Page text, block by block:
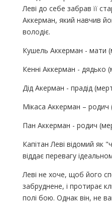
Леві до себе забрав її
Аккерман, який навчив
володіє.
Кушель Аккерман - мати
Кенні Аккерман - дядько
Дід Акерман - прадід
Мікаса Аккерман – родич
Пан Аккерман - родич
Капітан Леві відомий як
віддає перевагу
Леві не хоче, щоб його
забруднене, і протирає
полі бою. Однак він, не